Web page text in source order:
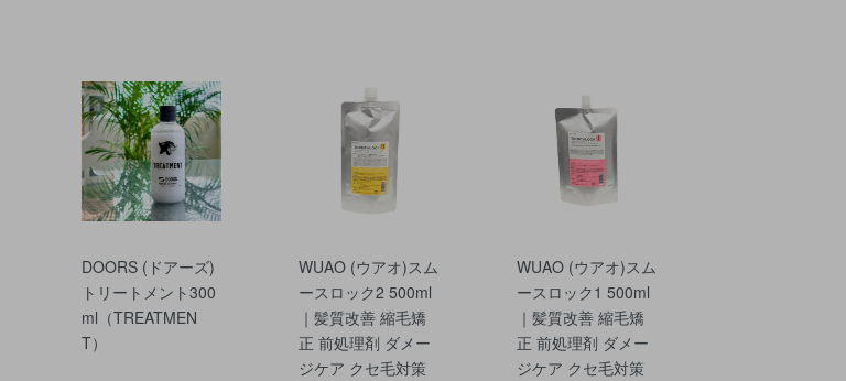
DOORS (ドアーズ)
トリートメント300
ml（TREATMEN
T）
WUAO (ウアオ)スム
ースロック2 500ml
｜髪質改善 縮毛矯
正 前処理剤 ダメー
ジケア クセ毛対策
WUAO (ウアオ)スム
ースロック1 500ml
｜髪質改善 縮毛矯
正 前処理剤 ダメー
ジケア クセ毛対策